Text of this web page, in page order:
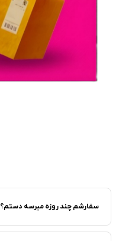
سفارشم چند روزه میرسه دستم؟